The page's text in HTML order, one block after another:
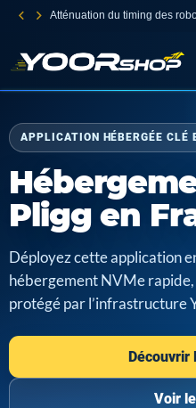
Atténuation du timing des
APPLICATION HÉBERGÉE CLÉ
Pligg en
Déployez cette application
hébergement NVMe
protégé par l’infrastructure
Découvrir
Voir